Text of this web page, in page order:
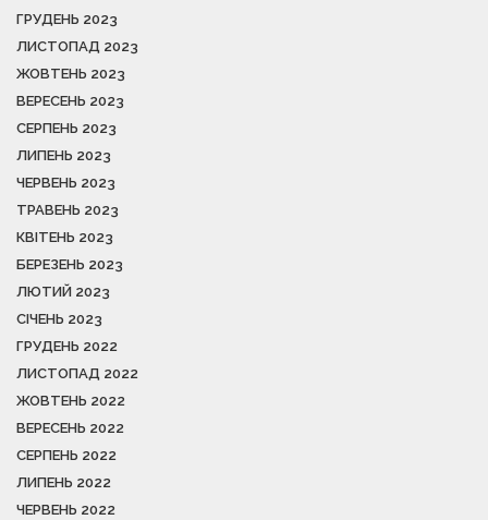
ГРУДЕНЬ 2023
ЛИСТОПАД 2023
ЖОВТЕНЬ 2023
ВЕРЕСЕНЬ 2023
СЕРПЕНЬ 2023
ЛИПЕНЬ 2023
ЧЕРВЕНЬ 2023
ТРАВЕНЬ 2023
КВІТЕНЬ 2023
БЕРЕЗЕНЬ 2023
ЛЮТИЙ 2023
СІЧЕНЬ 2023
ГРУДЕНЬ 2022
ЛИСТОПАД 2022
ЖОВТЕНЬ 2022
ВЕРЕСЕНЬ 2022
СЕРПЕНЬ 2022
ЛИПЕНЬ 2022
ЧЕРВЕНЬ 2022